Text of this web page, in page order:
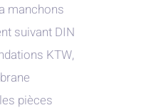
manchons
suivant DIN
KTW,
pièces